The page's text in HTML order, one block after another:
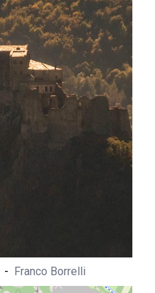
- Franco Borrelli